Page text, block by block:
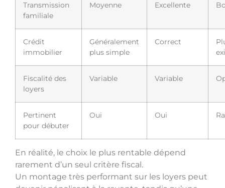
Transmission
familiale
Moyenne Excellente
Crédit
immobilier
Généralement
plus simple
Correct
Fiscalité des
loyers
Variable Variable
Pertinent
pour débuter
Oui Oui
En réalité, le choix le plus rentable dépend
rarement d’un seul critère fiscal.
Un montage très performant sur les loyers peut